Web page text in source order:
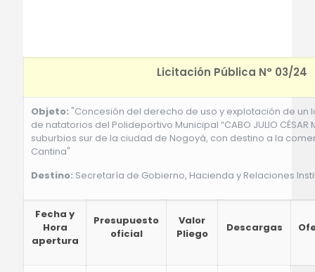
Licitación Pública N° 03/24
Objeto: "Concesión del derecho de uso y explotación de un
de natatorios del Polideportivo Municipal “CABO JULIO CÉSAR
suburbios sur de la ciudad de Nogoyá, con destino a la
Cantina"
Destino: Secretaría de Gobierno, Hacienda y Relaciones
Fecha y
Hora
apertura
Presupuesto
oficial
Valor
Pliego
Descargas